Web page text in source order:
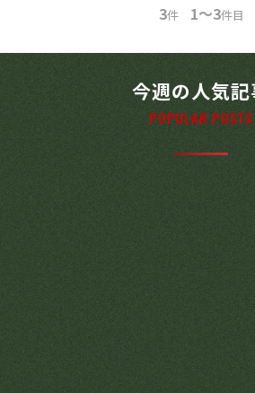
3件 1～3件目
今週の人気記
POPULAR POSTS